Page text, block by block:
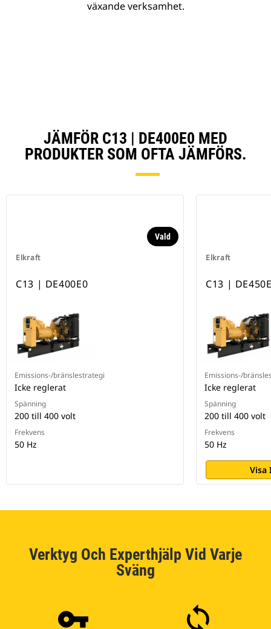
växande verksamhet.
JÄMFÖR C13 | DE400E0 MED
PRODUKTER SOM OFTA JÄMFÖRS.
Elkraft
Vald
C13 | DE400E0
Emissions-/bränslestrategi
Icke reglerat
Spänning
200 till 400 volt
Frekvens
50 Hz
Elkraft
C13 |
Emissions-/
Icke reglerat
Spänning
200 till 400 volt
Frekvens
50 Hz
Visa
Verktyg Och Experthjälp Vid Varje
Sväng